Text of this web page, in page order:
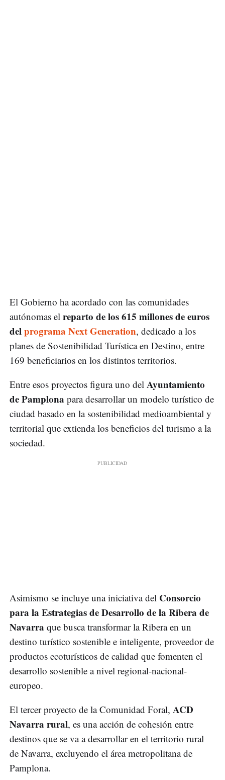
El Gobierno ha acordado con las comunidades
autónomas el reparto de los 615 millones de euros
delprograma Next Generation, dedicado a los
planes de Sostenibilidad Turística en Destino, entre
169 beneficiarios en los distintos territorios.
Entre esos proyectos figura uno del Ayuntamiento
de Pamplona para desarrollar un modelo turístico de
ciudad basado en la sostenibilidad medioambiental y
territorial que extienda los beneficios del turismo a la
sociedad.
Asimismo se incluye una iniciativa del Consorcio
para la Estrategias de Desarrollo de la Ribera de
Navarra que busca transformar la Ribera en un
destino turístico sostenible e inteligente, proveedor de
productos ecoturísticos de calidad que fomenten el
desarrollo sostenible a nivel regional-nacional-
europeo.
El tercer proyecto de la Comunidad Foral, ACD
Navarra rural, es una acción de cohesión entre
destinos que se va a desarrollar en el territorio rural
de Navarra, excluyendo el área metropolitana de
Pamplona.